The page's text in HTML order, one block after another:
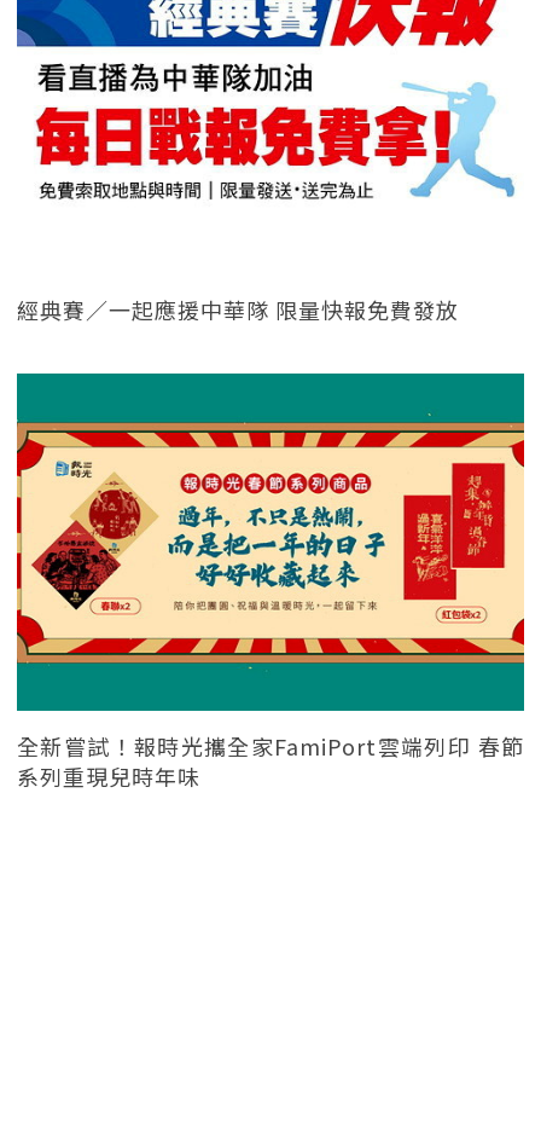
經典賽／一起應援中華隊 限量快報免費發放
全新嘗試！報時光攜全家FamiPort雲端列印 春節
系列重現兒時年味